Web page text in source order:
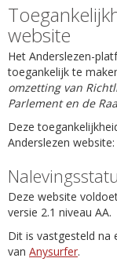
website
Het Anderslezen-
toegankelijk te
omzetting van
Parlement en de
Deze
Anderslezen website:
Deze website
versie 2.1 niveau AA.
Dit is vastgesteld na
van Anysurfer.